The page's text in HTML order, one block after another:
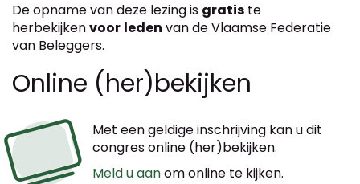
De opname van deze lezing is gratis te
herbekijkenvoor leden van de Vlaamse Federatie
van Beleggers.
Online (her)bekijken
Met een geldige inschrijving kan u dit
congres online (her)bekijken.
Meld u aanom online te kijken.